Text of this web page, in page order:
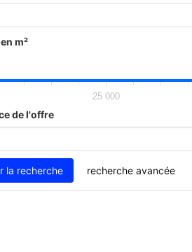
m²
25 000
de l'offre
recherche avancée